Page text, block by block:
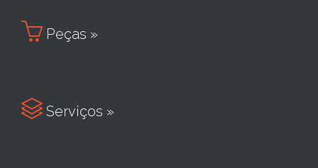
 Peças »
 Serviços »